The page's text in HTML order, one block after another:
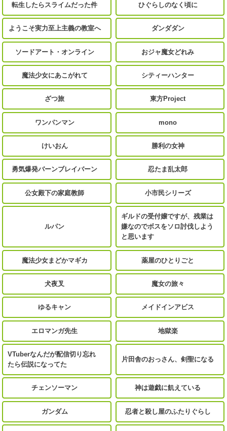
転生したらスライムだった件 ひぐらしのなく頃に
ようこそ実力至上主義の教室へ ダンダダン
ソードアート・オンライン おジャ魔女どれみ
魔法少女にあこがれて シティーハンター
ざつ旅 東方Project
ワンパンマン mono
けいおん 勝利の女神
勇気爆発バーンブレイバーン 忍たま乱太郎
公女殿下の家庭教師 小市民シリーズ
ルパン
ギルドの受付嬢ですが、残業は
嫌なのでボスをソロ討伐しよう
と思います
魔法少女まどかマギカ 薬屋のひとりごと
犬夜叉 魔女の旅々
ゆるキャン メイドインアビス
エロマンガ先生 地獄楽
VTuberなんだが配信切り忘れ
たら伝説になってた
片田舎のおっさん、剣聖になる
チェンソーマン 神は遊戯に飢えている
ガンダム 忍者と殺し屋のふたりぐらし